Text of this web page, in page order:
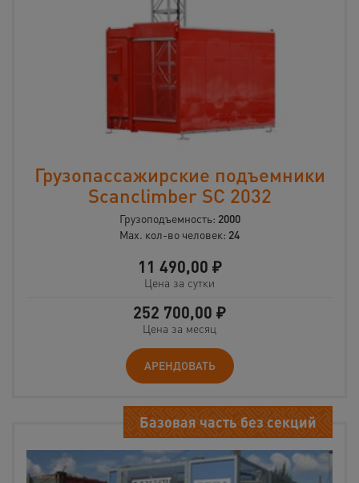
Грузопассажирские подъемники
Scanclimber SC 2032
Грузоподъемность: 2000
Max. кол-во человек: 24
11 490,00 ₽
Цена за сутки
252 700,00 ₽
Цена за месяц
АРЕНДОВАТЬ
Базовая часть без секций